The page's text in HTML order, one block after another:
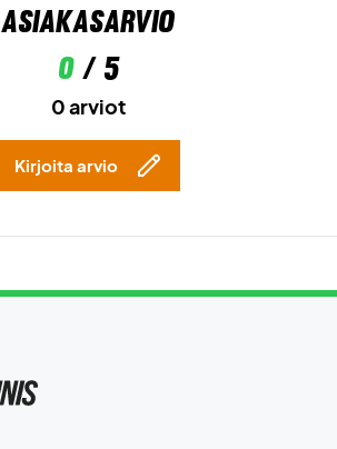
Asiakasarvio
0/ 5
0 arviot
Kirjoita arvio